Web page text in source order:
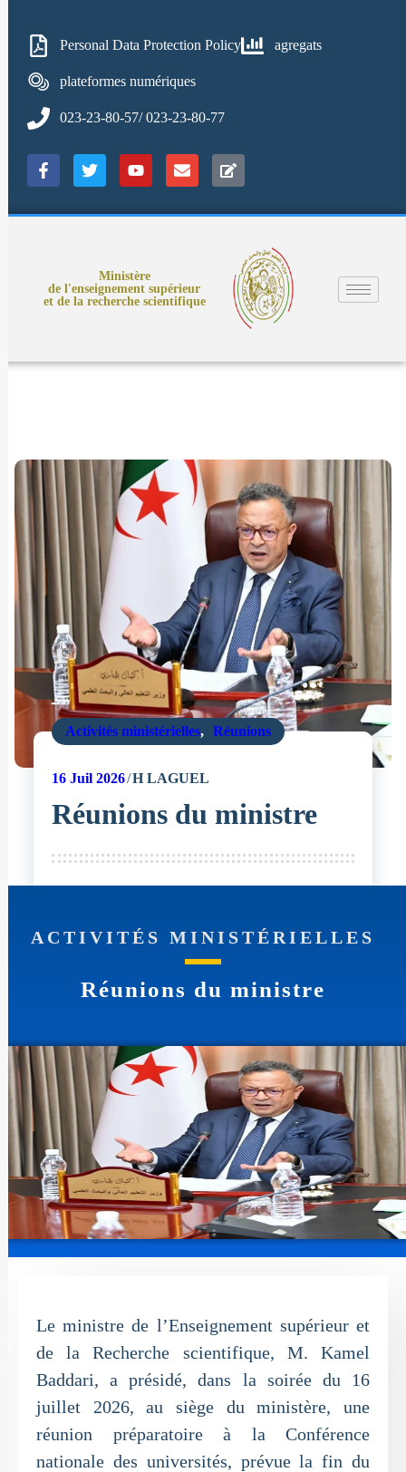
Personal Data Protection Policy agregats
plateformes numériques
023-23-80-57/ 023-23-80-77
Ministère
de l'enseignement supérieur
et de la recherche scientifique
Activités ministérielles, Réunions
16Juil 2026 H LAGUEL
Réunions du ministre
ACTIVITÉS MINISTÉRIELLES
Réunions du ministre
Le ministre de l’Enseignement supérieur et
de la Recherche scientifique, M. Kamel
Baddari, a présidé, dans la soirée du 16
juillet 2026, au siège du ministère, une
réunion préparatoire à la Conférence
nationale des universités, prévue la fin du